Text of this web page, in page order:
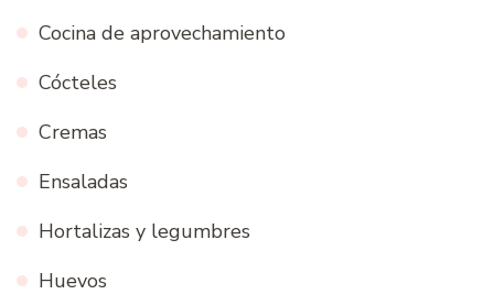
Cocina de aprovechamiento
Cócteles
Cremas
Ensaladas
Hortalizas y legumbres
Huevos